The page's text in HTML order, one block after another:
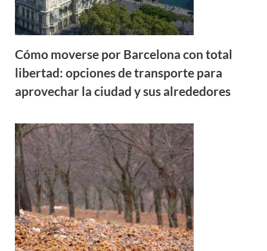
Cómo moverse por Barcelona con total
libertad: opciones de transporte para
aprovechar la ciudad y sus alrededores